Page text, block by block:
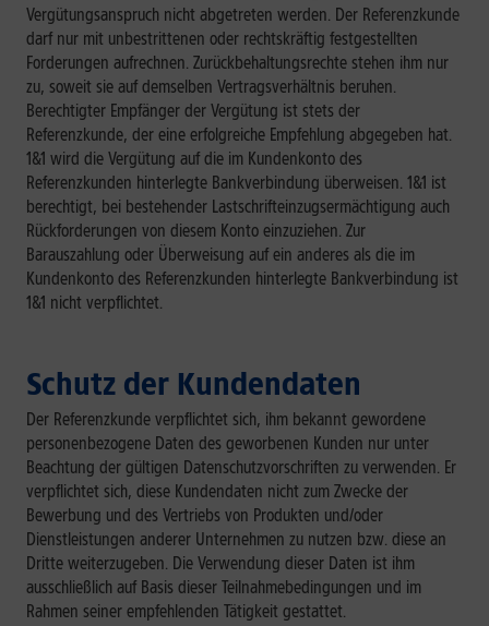
Vergütungsanspruch nicht abgetreten werden. Der Referenzkunde
darf nur mit unbestrittenen oder rechtskräftig festgestellten
Forderungen aufrechnen. Zurückbehaltungsrechte stehen ihm nur
zu, soweit sie auf demselben Vertragsverhältnis beruhen.
Berechtigter Empfänger der Vergütung ist stets der
Referenzkunde, der eine erfolgreiche Empfehlung abgegeben hat.
1&1 wird die Vergütung auf die im Kundenkonto des
Referenzkunden hinterlegte Bankverbindung überweisen. 1&1 ist
berechtigt, bei bestehender Lastschrifteinzugsermächtigung auch
Rückforderungen von diesem Konto einzuziehen. Zur
Barauszahlung oder Überweisung auf ein anderes als die im
Kundenkonto des Referenzkunden hinterlegte Bankverbindung ist
1&1 nicht verpflichtet.
Schutz der Kundendaten
Der Referenzkunde verpflichtet sich, ihm bekannt gewordene
personenbezogene Daten des geworbenen Kunden nur unter
Beachtung der gültigen Datenschutzvorschriften zu verwenden. Er
verpflichtet sich, diese Kundendaten nicht zum Zwecke der
Bewerbung und des Vertriebs von Produkten und/oder
Dienstleistungen anderer Unternehmen zu nutzen bzw. diese an
Dritte weiterzugeben. Die Verwendung dieser Daten ist ihm
ausschließlich auf Basis dieser Teilnahmebedingungen und im
Rahmen seiner empfehlenden Tätigkeit gestattet.